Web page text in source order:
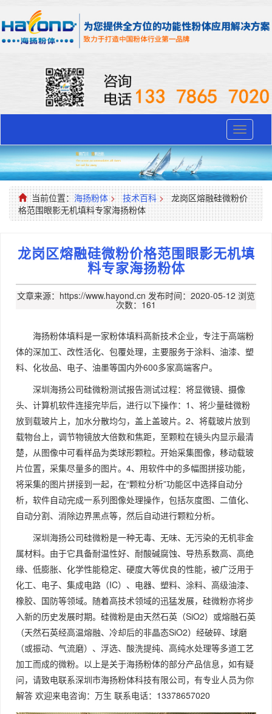
Toggle
当前位置：海扬粉体 > 技术百科 > 龙岗区熔融硅微粉价
格范围眼影无机填料专家海扬粉体
龙岗区熔融硅微粉价格范围眼影无机填
料专家海扬粉体
文章来源：https://www.hayond.cn 发布时间：2020-05-12 浏览
次数：161
海扬粉体填料是一家粉体填料高新技术企业，专注于高端粉
体的深加工、改性活化、包覆处理，主要服务于涂料、油漆、塑
料、化妆品、电子、油墨等国内外600多家高端客户。
深圳海扬公司硅微粉测试报告测试过程：将显微镜、摄像
头、计算机软件连接完毕后，进行以下操作：1、将少量硅微粉
放到载玻片上，加水分散均匀，盖上盖玻片。2、将载玻片放到
载物台上，调节物镜放大倍数和焦距，至颗粒在镜头内显示最清
楚，从图像中可看样品为类球形颗粒。开始采集图像，移动载玻
片位置，采集尽量多的图片。4、用软件中的多幅图拼接功能，
将采集的图片拼接到一起，在“颗粒分析”功能区中选择自动分
析，软件自动完成一系列图像处理操作，包括灰度图、二值化、
自动分割、消除边界黑点等，然后自动进行颗粒分析。
深圳海扬公司硅微粉是一种无毒、无味、无污染的无机非金
属材料。由于它具备耐温性好、耐酸碱腐蚀、导热系数高、高绝
缘、低膨胀、化学性能稳定、硬度大等优良的性能，被广泛用于
化工、电子、集成电路（IC）、电器、塑料、涂料、高级油漆、
橡胶、国防等领域。随着高技术领域的迅猛发展，硅微粉亦将步
入新的历史发展时期。硅微粉是由天然石英（SiO2）或熔融石英
（天然石英经高温熔融、冷却后的非晶态SiO2）经破碎、球磨
（或振动、气流磨）、浮选、酸洗提纯、高纯水处理等多道工艺
加工而成的微粉。以上是关于海扬粉体的部分产品信息，如有疑
问，请致电联系深圳市海扬粉体科技有限公司，有专业人员为你
解答 欢迎来电咨询：万生 联系电话：13378657020